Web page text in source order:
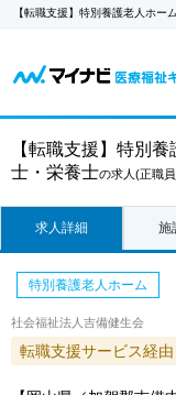
【転職支援】特別養護老人ホ
【転職支援】 特別養
士・栄養士の求人 (正職
求人詳細 施
特別養護老人ホーム
社会福祉法人吉備健生会
転職支援サービス経由